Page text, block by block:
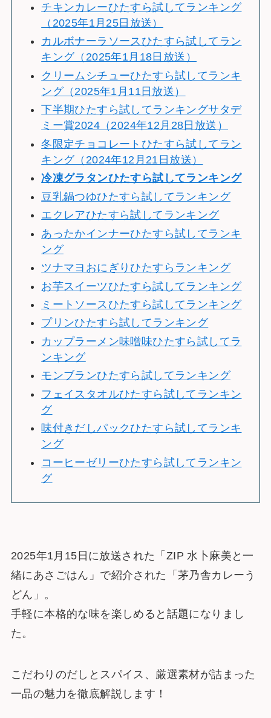
チキンカレーひたすら試してランキング
（2025年1月25日放送）
カルボナーラソースひたすら試してラン
キング（2025年1月18日放送）
クリームシチューひたすら試してランキ
ング（2025年1月11日放送）
下半期ひたすら試してランキングサタデ
ミー賞2024（2024年12月28日放送）
冬限定チョコレートひたすら試してラン
キング（2024年12月21日放送）
冷凍グラタンひたすら試してランキング
豆乳鍋つゆひたすら試してランキング
エクレアひたすら試してランキング
あったかインナーひたすら試してランキ
ング
ツナマヨおにぎりひたすらランキング
お芋スイーツひたすら試してランキング
ミートソースひたすら試してランキング
プリンひたすら試してランキング
カップラーメン味噌味ひたすら試してラ
ンキング
モンブランひたすら試してランキング
フェイスタオルひたすら試してランキン
グ
味付きだしパックひたすら試してランキ
ング
コーヒーゼリーひたすら試してランキン
グ
2025年1月15日に放送された「ZIP 水卜麻美と一
緒にあさごはん」で紹介された「茅乃舎カレーう
どん」。
手軽に本格的な味を楽しめると話題になりまし
た。
こだわりのだしとスパイス、厳選素材が詰まった
一品の魅力を徹底解説します！